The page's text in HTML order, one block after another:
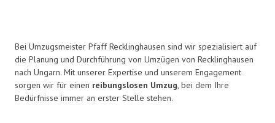
Bei Umzugsmeister Pfaff Recklinghausen sind wir spezialisiert auf
die Planung und Durchführung von Umzügen von Recklinghausen
nach Ungarn. Mit unserer Expertise und unserem Engagement
sorgen wir für einen reibungslosen Umzug, bei dem Ihre
Bedürfnisse immer an erster Stelle stehen.